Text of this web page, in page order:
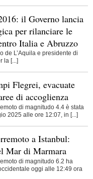
il Governo lancia
per rilanciare le
Italia e Abruzzo
de L’Aquila e presidente di
la [...]
Flegrei, evacuate
di accoglienza
di magnitudo 4.4 è stata
2025 alle ore 12:07, in [...]
a Istanbul:
Mar di Marmara
di magnitudo 6.2 ha
oggi alle 12:49 ora